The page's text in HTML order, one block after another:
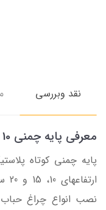
نقد وبررسی
معرفی پایه چمنی 10 سانتی
پایه چمنی کوتاه
نصب انواع چراغ